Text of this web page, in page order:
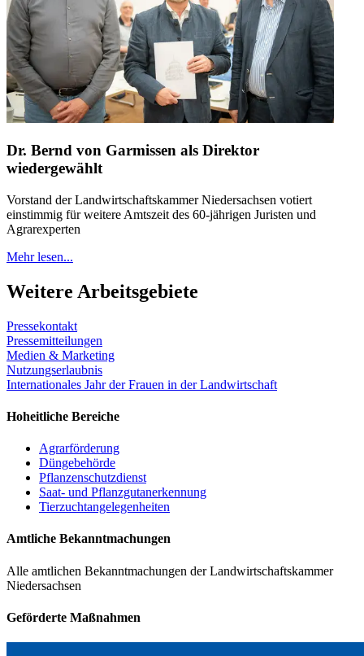
Dr. Bernd von Garmissen als Direktor
wiedergewählt
Vorstand der Landwirtschaftskammer Niedersachsen votiert
einstimmig für weitere Amtszeit des 60-jährigen Juristen und
Agrarexperten
Mehr lesen...
Weitere Arbeitsgebiete
Pressekontakt
Pressemitteilungen
Medien & Marketing
Nutzungserlaubnis
Internationales Jahr der Frauen in der Landwirtschaft
Hoheitliche Bereiche
Agrarförderung
Düngebehörde
Pflanzenschutzdienst
Saat- und Pflanzgutanerkennung
Tierzuchtangelegenheiten
Amtliche Bekanntmachungen
Alle amtlichen Bekanntmachungen der Landwirtschaftskammer
Niedersachsen
Geförderte Maßnahmen